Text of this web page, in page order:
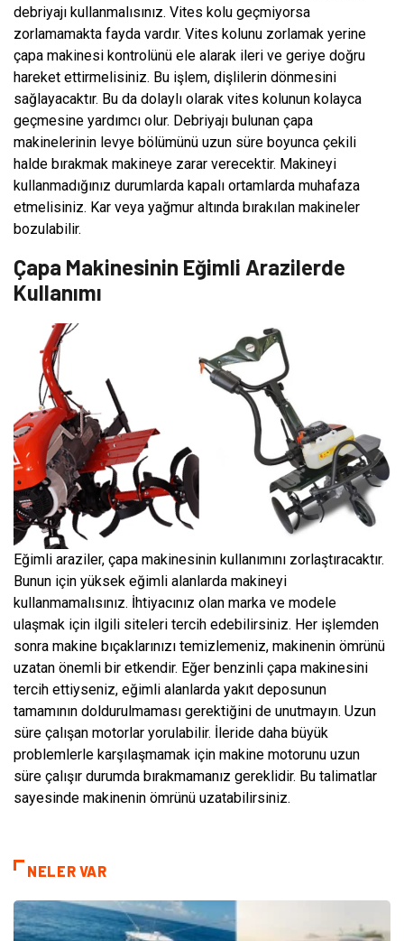
debriyajı kullanmalısınız. Vites kolu geçmiyorsa
zorlamamakta fayda vardır. Vites kolunu zorlamak yerine
çapa makinesi kontrolünü ele alarak ileri ve geriye doğru
hareket ettirmelisiniz. Bu işlem, dişlilerin dönmesini
sağlayacaktır. Bu da dolaylı olarak vites kolunun kolayca
geçmesine yardımcı olur. Debriyajı bulunan çapa
makinelerinin levye bölümünü uzun süre boyunca çekili
halde bırakmak makineye zarar verecektir. Makineyi
kullanmadığınız durumlarda kapalı ortamlarda muhafaza
etmelisiniz. Kar veya yağmur altında bırakılan makineler
bozulabilir.
Çapa Makinesinin Eğimli Arazilerde
Kullanımı
Eğimli araziler, çapa makinesinin kullanımını zorlaştıracaktır.
Bunun için yüksek eğimli alanlarda makineyi
kullanmamalısınız. İhtiyacınız olan marka ve modele
ulaşmak için ilgili siteleri tercih edebilirsiniz. Her işlemden
sonra makine bıçaklarınızı temizlemeniz, makinenin ömrünü
uzatan önemli bir etkendir. Eğer benzinli çapa makinesini
tercih ettiyseniz, eğimli alanlarda yakıt deposunun
tamamının doldurulmaması gerektiğini de unutmayın. Uzun
süre çalışan motorlar yorulabilir. İleride daha büyük
problemlerle karşılaşmamak için makine motorunu uzun
süre çalışır durumda bırakmamanız gereklidir. Bu talimatlar
sayesinde makinenin ömrünü uzatabilirsiniz.
NELER VAR